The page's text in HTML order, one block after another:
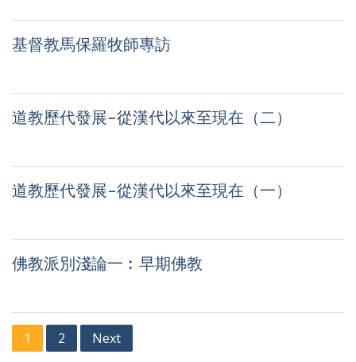
基督教馬保羅牧師專訪
道教歷代發展-從漢代以來至現在（二）
道教歷代發展-從漢代以來至現在（一）
佛教派別淺論一︰早期佛教
Posts
1 2 Next